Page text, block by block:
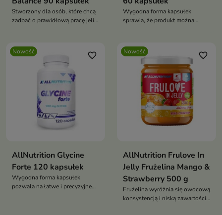
Stworzony dla osób, które chcą
zadbać o prawidłową pracę jelit,
Wygodna forma kapsułek
sprawia, że produkt można
wybranego środka transportu.
Nowość favorite_border
AllNutrition Glycine
Forte 120 kapsułek
Wygodna forma kapsułek
pozwala na łatwe i precyzyjne
Nowość favorite_border
AllNutrition Frulove In
Jelly Frużelina Mango &
Strawberry 500 g
Frużelina wyróżnia się owocową
konsystencją i niską zawartością